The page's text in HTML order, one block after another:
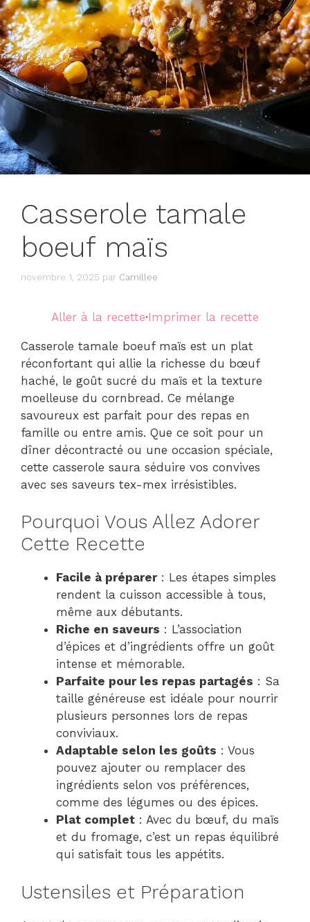
Casserole tamale
boeuf maïs
novembre 1, 2025 par Camillee
Aller à la recette·Imprimer la recette
Casserole tamale boeuf maïs est un plat
réconfortant qui allie la richesse du bœuf
haché, le goût sucré du maïs et la texture
moelleuse du cornbread. Ce mélange
savoureux est parfait pour des repas en
famille ou entre amis. Que ce soit pour un
dîner décontracté ou une occasion spéciale,
cette casserole saura séduire vos convives
avec ses saveurs tex-mex irrésistibles.
Pourquoi Vous Allez Adorer
Cette Recette
Facile à préparer: Les étapes simples
rendent la cuisson accessible à tous,
même aux débutants.
Riche en saveurs : L’association
d’épices et d’ingrédients offre un goût
intense et mémorable.
Parfaite pour les repas partagés : Sa
taille généreuse est idéale pour nourrir
plusieurs personnes lors de repas
conviviaux.
Adaptable selon les goûts : Vous
pouvez ajouter ou remplacer des
ingrédients selon vos préférences,
comme des légumes ou des épices.
Plat complet : Avec du bœuf, du maïs
et du fromage, c’est un repas équilibré
qui satisfait tous les appétits.
Ustensiles et Préparation